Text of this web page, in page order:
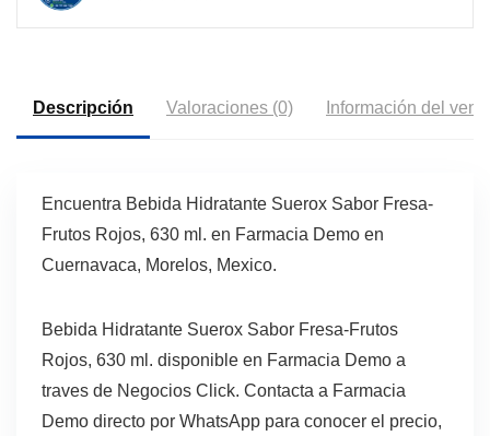
Descripción Valoraciones (0) Información del
Encuentra Bebida Hidratante Suerox Sabor Fresa-
Frutos Rojos, 630 ml. en Farmacia Demo en
Cuernavaca, Morelos, Mexico.
Bebida Hidratante Suerox Sabor Fresa-Frutos
Rojos, 630 ml. disponible en Farmacia Demo a
traves de Negocios Click. Contacta a Farmacia
Demo directo por WhatsApp para conocer el precio,